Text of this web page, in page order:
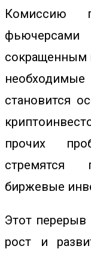
Комиссию
сокращенным
становится
прочих
стремятся
биржевые
Этот перерыв
рост и